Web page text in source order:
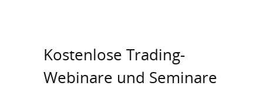
Kostenlose Trading-
Webinare und Seminare